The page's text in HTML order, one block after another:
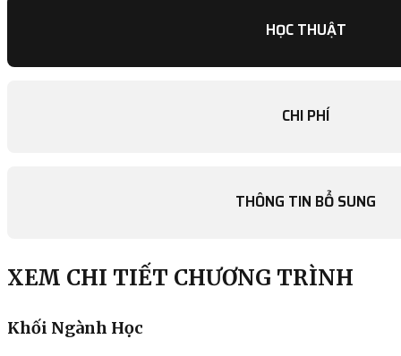
HỌC THUẬT
CHI PHÍ
THÔNG TIN BỔ SUNG
XEM CHI TIẾT CHƯƠNG TRÌNH
Khối Ngành Học